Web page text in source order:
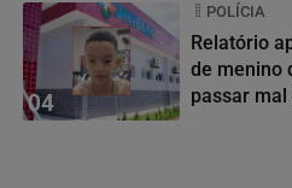
04
POLÍCIA
Relatório
de menino
passar